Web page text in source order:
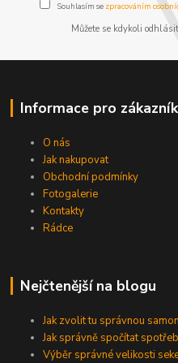
Souhlasím se zpracováním
Můžete se kdykoli
Informace pro
O nás
Jak nakupovat
Obchodní podmínky
Fotogalerie
Kontakty
Rádce
Nejčtenější na blogu
Jak zvolit tu správnou
Jak správně spočítat
Výběr správné velikosti